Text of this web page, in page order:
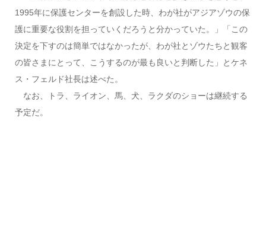
1995年に保護センターを創設した時、わが社がアジアゾウの保
護に重要な役割を担っていくだろうと分かっていた。」「この
決定を下すのは簡単ではなかったが、わが社とゾウたちと観客
の皆さまにとって、こうするのが最も良いと判断した」とケネ
ス・フェルド社長は述べた。
なお、トラ、ライオン、馬、犬、ラクダのショーは継続する
予定だ。